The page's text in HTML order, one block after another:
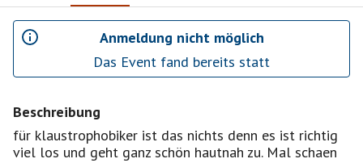
Anmeldung nicht möglich
Das Event fand bereits statt
Beschreibung
für klaustrophobiker ist das nichts denn es ist richtig
viel los und geht ganz schön hautnah zu. Mal schaen